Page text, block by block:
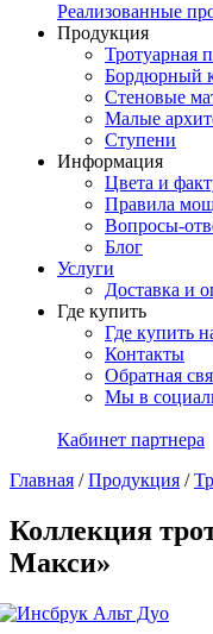
Реализованные
Продукция
Тротуарная
Бордюрный
Стеновые
Малые
Ступени
Информация
Цвета и
Правила
Вопросы-
Блог
Услуги
Доставка и
Где купить
Где купить
Контакты
Обратная
Мы в
Кабинет партнера
Главная /Продукция /
Коллекция
Макси»